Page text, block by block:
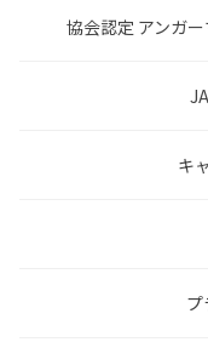
協会認定 アンガ
キ